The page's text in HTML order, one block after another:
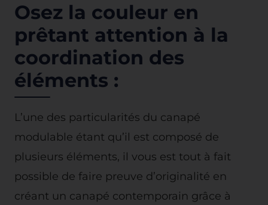
Osez la couleur en
prêtant attention à la
coordination des
éléments :
L’une des particularités du canapé
modulable étant qu’il est composé de
plusieurs éléments, il vous est tout à fait
possible de faire preuve d’originalité en
créant un canapé contemporain grâce à